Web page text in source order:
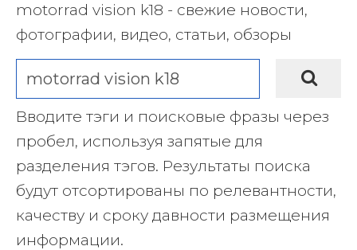
motorrad vision k18 - свежие новости,
фотографии, видео, статьи, обзоры
Вводите тэги и поисковые фразы через
пробел, используя запятые для
разделения тэгов. Результаты поиска
будут отсортированы по релевантности,
качеству и сроку давности размещения
информации.